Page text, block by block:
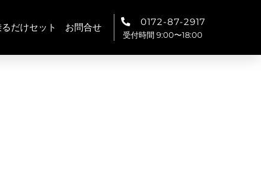
だけセット お問合せ 0172-87-2917
受付時間 9:00〜18:00